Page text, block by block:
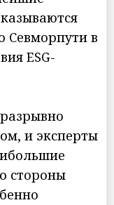
Севморпути в
ESG-
и эксперты
стороны